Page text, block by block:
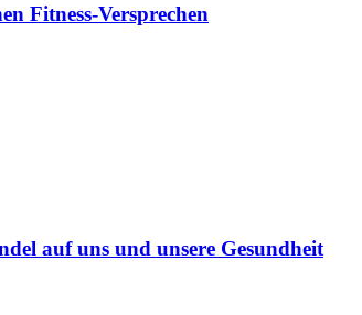
Fitness-Versprechen
auf uns und unsere Gesundheit